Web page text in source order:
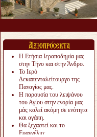
Η Ετήσια Ιεραποδημία μας
στην Τήνο και στην Άνδρο.
Το Ιερό
Δεκαπενταλείτουργο της
Παναγίας μας.
Η παρουσία του λειψάνου
του Αγίου στην ενορία μας
μάς καλεί ακόμη σε ενότητα
και αγάπη.
Θα ξεχαστεί και το
Ευαγγέλιο;